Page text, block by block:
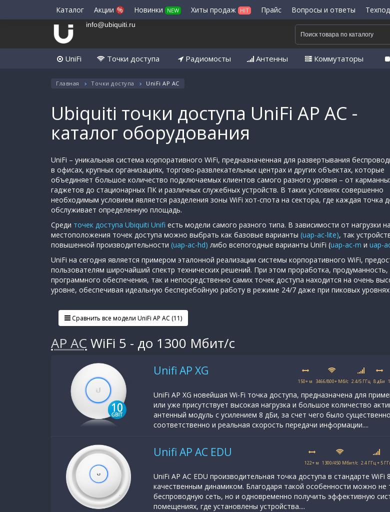
Каталог Акции % Новинки NEW Хиты продаж HIT Прайс Вопросы и ответы
info@ubiquiti.ru
UniFi Точки доступа Радиомосты Антенны Коммутаторы
Главная Точки доступа UniFi AP AC
Ubiquiti точки доступа UniFi AP AC -
каталог оборудования
UniFi – уникальная система корпоративного WiFi, предназначенная для развертывания
в офисах, крупных организациях, торгово-развлекательных центрах и других объектах, которые
объединяет большое количество подключаемых клиентов самого разного уровня – от
гаджетов до стационарных ПК и различных служебных устройств. В таких условиях совершенно
необходимым условием является разделения зоны WiFi хот-спота на сектора, где каждая точка
обслуживает определенную площадь.
Среди точек доступа Ubiquiti Unifi есть модели самого разного типа. В зависимости от нагрузки
местоположения точек доступа можно выбрать как базовые варианты (uap-ac-lite), так
повышенной производительности (uap-ac-hd) либо всепогодные варианты UniFi (uap-ac-m и uap-
UniFi на сегодня является примером эталонной реализации системы корпоративного WiFi,
пользователям широчайший спектр технических решений. При этом проработка, продуманность,
программного обеспечения, так и непосредственно самих точек доступа находится на очень
уровне, обеспечивая идеальную бесперебойную работу в режиме 24/7 даже при пиковых уровнях
Сравнить все модели UniFi AP AC (11)
АР АС WiFi 5 - до 1300 Мбит/с
Unifi AP XG
150+ м 3466/800+ Мб/с 2.4/5 ГГц 8 дБи
UniFi AP XG новейшая Wi-Fi точка доступа, предназначена для
или уже присутствует высокая нагрузка и большое количество
антенный модуль с усилением 8 дБи, за счет чего было
соответственно и реальная скорость передачи информации....
Unifi AP AC EDU
122+ м 1300/450 Мбит/с 2.4 ГГц + 5
UniFi AP AC EDU производительная точка доступа в стандарте
качественным динамиком. Благодаря такой особенности можно не
беспроводную сеть, но и одновременно получить эффективную
помещениях, где установлены устройства....